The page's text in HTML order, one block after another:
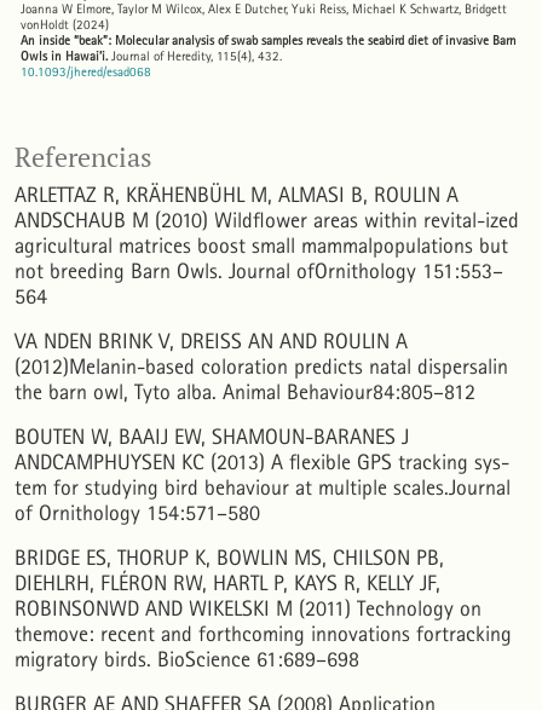
Joanna W Elmore, Taylor M Wilcox, Alex E Dutcher, Yuki Reiss, Michael K Schwartz, Bridgett
vonHoldt (2024)
An inside “beak”: Molecular analysis of swab samples reveals the seabird diet of invasive Barn
Owls in Hawai’i. Journal of Heredity, 115(4), 432.
10.1093/jhered/esad068
Laura Godó, Sándor Borza, Orsolya Valkó, Zoltán Rádai, Balázs Deák
Owl-mediated diploendozoochorous seed dispersal increases dispersal distance and supports
Global Ecology and Conservation, 45, e02519.
10.1016/j.gecco.2023.e02519
Jenő J Purger, Dávid Szép (2022)
An attempt to determine the size of the Common Barn-owl’s (Tyto alba) hunting area based on
its prey composition.
P. Günther Ortiz-Tempel, J. Pablo Jayat, Pablo E. Ortiz (2022)
Argentina, amplía su distribución altitudinal y ambiental. Notas sobre Mamíferos
Sudamericanos, 04(1), 001.
10.31687/SaremNMS22.5.3
Mario Ghezzi, Alessandro Balestrieri
(2022)
Microplastic contamination in terrestrial ecosystems: A study using barn owl (Tyto alba)
pellets.
Chemosphere, 308, 136281.
10.1016/j.chemosphere.2022.136281
Hermann Wagner, Sebastian Cruz, Gustavo Jiménez-Uzcátegui, Katherine Albán, Galo Quezada,
Abundance, Diet and Foraging of Galápagos Barn Owls (Tyto furcata punctatissima).
Referencias
ARLETTAZ R, KRÄHENBÜHL M, ALMASI B, ROULIN A
ANDSCHAUB M (2010) Wildflower areas within revital-ized
agricultural matrices boost small mammalpopulations but
not breeding Barn Owls. Journal ofOrnithology 151:553–
564
VA NDEN BRINK V, DREISS AN AND ROULIN A
(2012)Melanin-based coloration predicts natal dispersalin
the barn owl, Tyto alba. Animal Behaviour84:805–812
BOUTEN W, BAAIJ EW, SHAMOUN-BARANES J
ANDCAMPHUYSEN KC (2013) A flexible GPS tracking sys-
tem for studying bird behaviour at multiple scales.Journal
of Ornithology 154:571–580
BRIDGE ES, THORUP K, BOWLIN MS, CHILSON PB,
DIEHLRH, FLÉRON RW, HARTL P, KAYS R, KELLY JF,
ROBINSONWD AND WIKELSKI M (2011) Technology on
themove: recent and forthcoming innovations fortracking
migratory birds. BioScience 61:689–698